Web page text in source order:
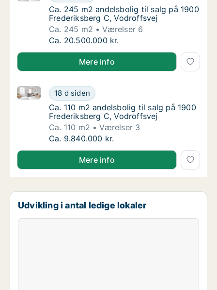
Ca. 245 m2 andelsbolig til salg på 1900
Ca. 245 m2 andelsbolig til salg på 1900
Frederiksberg C, Vodroffsvej
Ca. 245 m2
Værelser 6
Ca. 245 m2 andelsbolig til salg på 1900
Ca. 20.500.000 kr.
Mere info
Ca. 110 m2 andelsbolig til salg på 1900
18 d siden
Ca. 110 m2 andelsbolig til salg på 1900
Ca. 110 m2 andelsbolig til salg på 1900
Ca. 110 m2 andelsbolig til salg på 1900
Frederiksberg C, Vodroffsvej
Ca. 110 m2
Værelser 3
Ca. 110 m2 andelsbolig til salg på 1900
Ca. 9.840.000 kr.
Mere info
Udvikling i antal ledige lokaler